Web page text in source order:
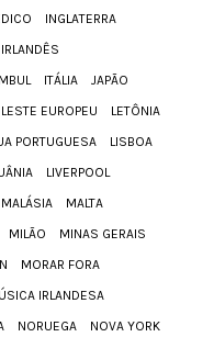
INGLATERRA
ITÁLIA
JAPÃO
LESTE EUROPEU
LETÔNIA
PORTUGUESA
LISBOA
LIVERPOOL
MALÁSIA
MALTA
MILÃO
MINAS GERAIS
MORAR FORA
IRLANDESA
NORUEGA
NOVA YORK